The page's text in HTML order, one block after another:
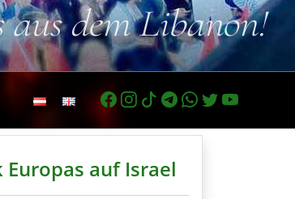
dem Libanon!
auf Israel